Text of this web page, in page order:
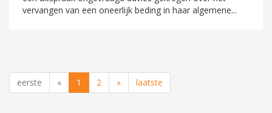
vervangen van een oneerlijk beding in haar algemene...
eerste « 1 2 » laatste